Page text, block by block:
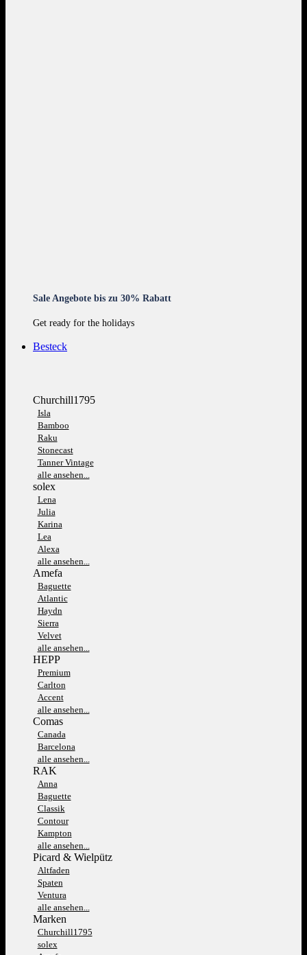
Sale Angebote bis zu 30% Rabatt
Get ready for the holidays
Besteck
Churchill1795
Isla
Bamboo
Raku
Stonecast
Tanner Vintage
alle ansehen...
solex
Lena
Julia
Karina
Lea
Alexa
alle ansehen...
Amefa
Baguette
Atlantic
Haydn
Sierra
Velvet
alle ansehen...
HEPP
Premium
Carlton
Accent
alle ansehen...
Comas
Canada
Barcelona
alle ansehen...
RAK
Anna
Baguette
Classik
Contour
Kampton
alle ansehen...
Picard & Wielpütz
Altfaden
Spaten
Ventura
alle ansehen...
Marken
Churchill1795
solex